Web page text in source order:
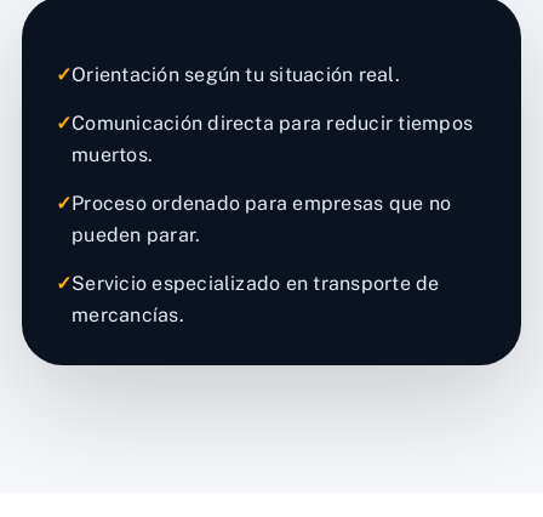
✓Orientación según tu situación real.
✓Comunicación directa para reducir tiempos
muertos.
✓Proceso ordenado para empresas que no
pueden parar.
✓Servicio especializado en transporte de
mercancías.